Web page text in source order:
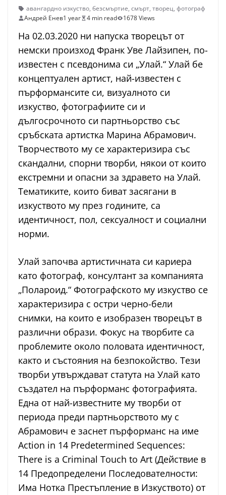
авангардно изкуство, безсмъртие, смърт, творец, фотограф
Андрей Енев1 year 4 min read 1678 Views
На 02.03.2020 ни напуска творецът от
немски произход Франк Уве Лайзипен, по-
известен с псевдонима си „Улай.“ Улай бе
концептуален артист, най-известен с
пърформансите си, визуалното си
изкуство, фотографиите си и
дългосрочното си партньорство със
сръбската артистка Марина Абрамович.
Творчеството му се характеризира със
скандални, спорни творби, някои от които
екстремни и опасни за здравето на Улай.
Тематиките, които биват засягани в
изкуството му през годините, са
идентичност, пол, сексуалност и социални
норми.
Улай започва артистичната си кариера
като фотограф, консултант за компанията
„Полароид.“ Фотографското му изкуство се
характеризира с остри черно-бели
снимки, на които е изобразен творецът в
различни образи. Фокус на творбите са
проблемите около половата идентичност,
както и състояния на безпокойство. Тези
творби утвърждават статута на Улай като
създател на пърформанс фотографията.
Една от най-известните му творби от
периода преди партньорството му с
Абрамович е заснет пърформанс на име
Action in 14 Predetermined Sequences:
There is a Criminal Touch to Art (Действие в
14 Предопределени Последователности:
Има Нотка Престъпление в Изкуството) от